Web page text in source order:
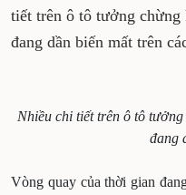
tiết trên ô tô tưởng
đang dần biến mất trên
Nhiều chi tiết trên ô tô
đang
Vòng quay của thời gian